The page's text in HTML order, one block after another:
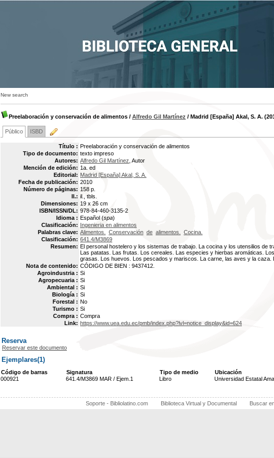
New search
Preelaboración y conservación de alimentos / Alfredo Gil Martínez / Madrid [España] Akal, S. A.
Público ISBD
Título : Preelaboración y conservación de alimentos
Tipo de documento: texto impreso
Autores: Alfredo Gil Martínez , Autor
Mención de edición: 1a. ed
Editorial: Madrid [España] Akal, S. A.
Fecha de publicación: 2010
Número de páginas: 158 p.
Il.: il., tbls.
Dimensiones: 19 x 26 cm
ISBN/ISSN/DL: 978-84-460-3135-2
Idioma : Español (spa)
Clasificación: Ingenieria en alimentos
Palabras clave: Alimentos. Conservación de alimentos.
Cocina.
Clasificación: 641.4/M3869
Resumen: El personal hostelero y los sistemas de trabajo. La cocina y los utensilios de
Las patatas. Las frutas. Los cereales. Las especies y hierbas aromáticas.
grasas. Los huevos. Los pescados y mariscos. La carne, las aves y la caza.
Nota de contenido: CÓDIGO DE BIEN : 9437412.
Agroindustria : Si
Agropecuaria : Si
Ambiental : Si
Biología : Si
Forestal : No
Turismo : Si
Compra : Compra
Link: https://www.uea.edu.ec/pmb/index.php?lvl=notice_display&id=624
Reserva
Reservar este documento
Ejemplares(1)
Código de barras Signatura Tipo de medio
Ubicación
000921
641.4/M3869 MAR / Ejem.1 Libro Universidad Estatal
Soporte - Bibliolatino.com Biblioteca Virtual y Documental Buscar